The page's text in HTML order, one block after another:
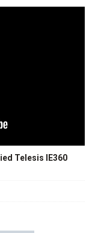
Telesis IE360